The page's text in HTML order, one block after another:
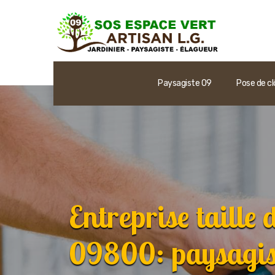
Paysagiste 09 Pose de
Entreprise taille
09800: